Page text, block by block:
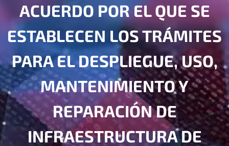
ACUERDO POR EL QUE SE
ESTABLECEN LOS TRÁMITES
PARA EL DESPLIEGUE, USO,
MANTENIMIENTO Y
REPARACIÓN DE
INFRAESTRUCTURA DE